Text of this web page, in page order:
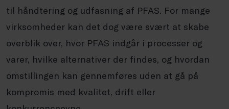
til håndtering og udfasning af PFAS. For mange
virksomheder kan det dog være svært at skabe
overblik over, hvor PFAS indgår i processer og
varer, hvilke alternativer der findes, og hvordan
omstillingen kan gennemføres uden at gå på
kompromis med kvalitet, drift eller